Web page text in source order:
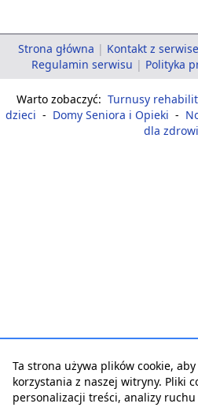
Strona główna | Kontakt z
Regulamin serwisu | Polityka
Warto zobaczyć: Turnusy
dzieci - Domy Seniora i Opieki -
dla
Ta strona używa plików cookie,
korzystania z naszej witryny. Pliki
personalizacji treści, analizy